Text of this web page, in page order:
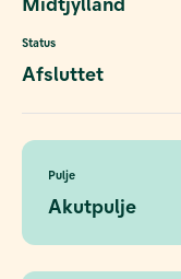
Status
Afsluttet
Pulje
Akutpulje